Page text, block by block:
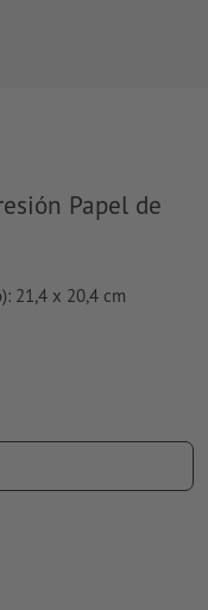
Papel de
21,4 x 20,4 cm
v3 FOGRA52)